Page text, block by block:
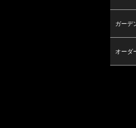
ガーデ
オーダ